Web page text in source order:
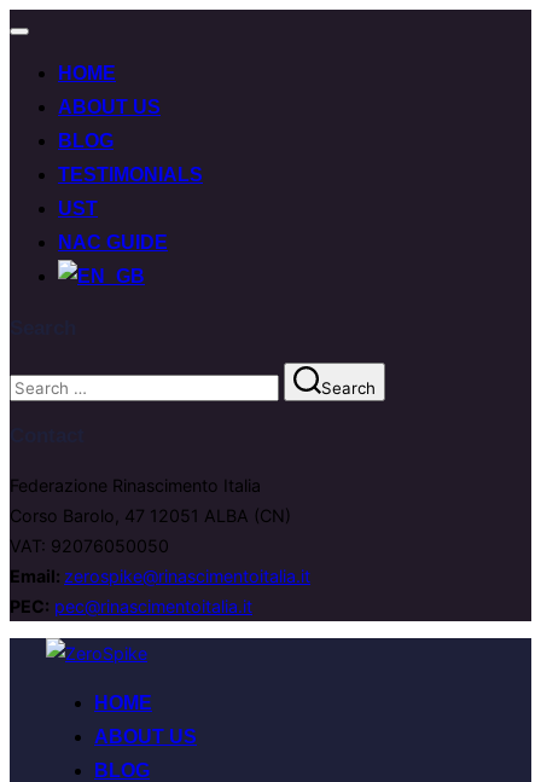
Toggle
HOME
ABOUT US
BLOG
TESTIMONIALS
UST
NAC GUIDE
Cerca
per:
Search
Federazione Rinascimento Italia
Corso Barolo, 47 12051 ALBA (CN)
VAT: 92076050050
Email: zerospike@rinascimentoitalia.it
PEC: pec@rinascimentoitalia.it
HOME
ABOUT US
BLOG